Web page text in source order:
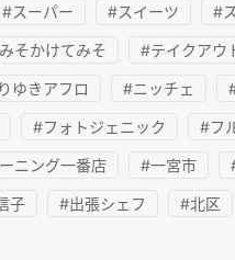
#スーパー #スイーツ #
そかけてみそ #テイクアウ
ゆきアフロ #ニッチェ
#フォトジェニック #フ
ニング一番店 #一宮市
子 #出張シェフ #北区